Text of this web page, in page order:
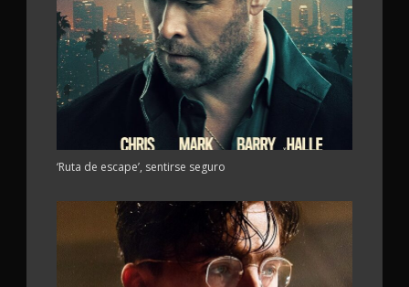
‘Ruta de escape’, sentirse seguro